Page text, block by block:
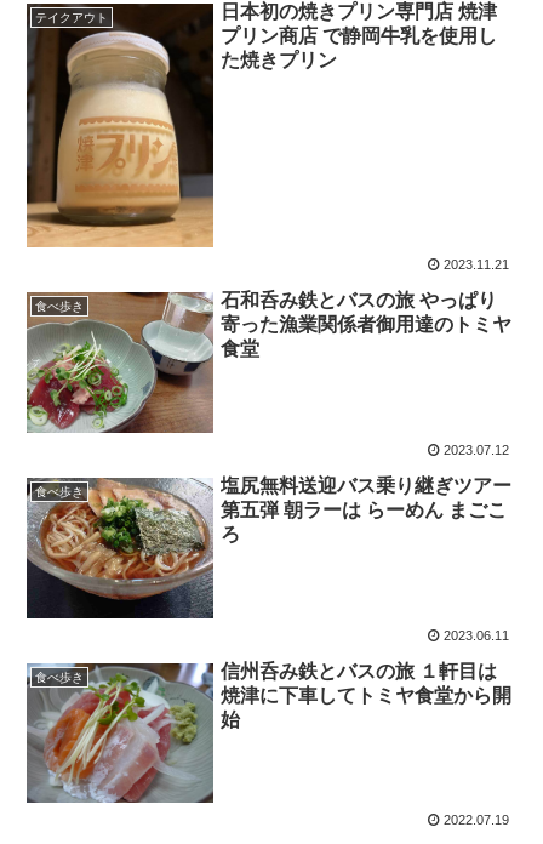
テイクアウト
日本初の焼きプリン専門店 焼津
プリン商店 で静岡牛乳を使用し
た焼きプリン
2023.11.21
食べ歩き
石和呑み鉄とバスの旅 やっぱり
寄った漁業関係者御用達のトミヤ
食堂
2023.07.12
食べ歩き
塩尻無料送迎バス乗り継ぎツアー
第五弾 朝ラーは らーめん まごこ
ろ
2023.06.11
食べ歩き
信州呑み鉄とバスの旅 １軒目は
焼津に下車してトミヤ食堂から開
始
2022.07.19